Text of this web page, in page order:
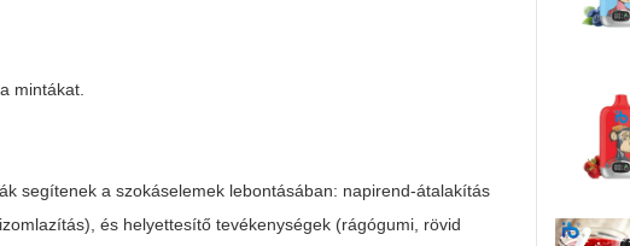
mintákat.
segítenek a szokáselemek lebontásában: napirend-átalakítás
és helyettesítő tevékenységek (rágógumi, rövid